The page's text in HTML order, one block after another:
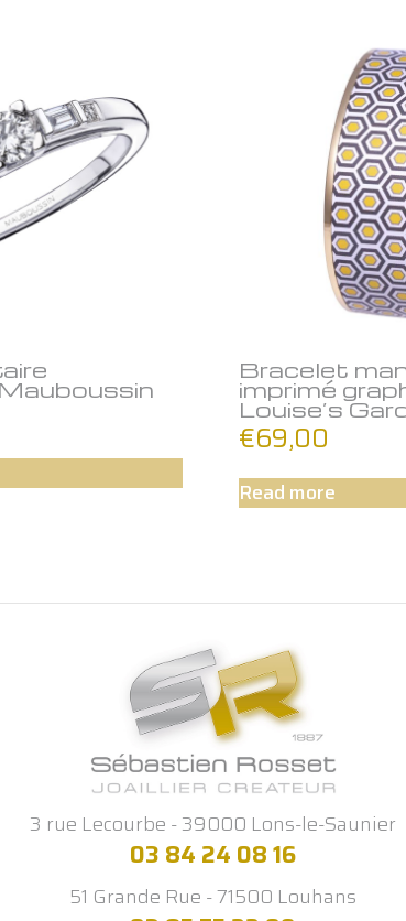
Bracelet
imprimé
Louise’s
€69,00
Read more
3 rue Lecourbe - 39000 Lons-le-Saunier
03 84 24 08 16
51 Grande Rue - 71500 Louhans